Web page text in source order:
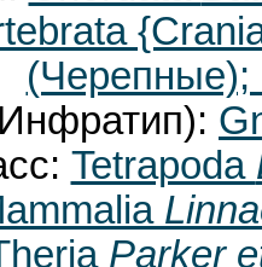
(Черепные);
Tetrapoda
Parker